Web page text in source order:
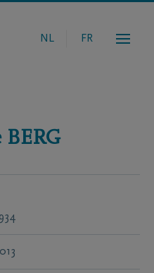
NL FR
BERG